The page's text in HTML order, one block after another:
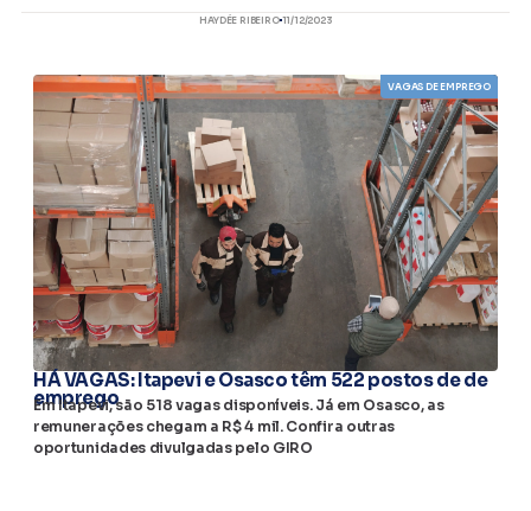
HAYDÉE RIBEIRO 11/12/2023
VAGAS DE EMPREGO
HÁ VAGAS: Itapevi e Osasco têm 522 postos de de
emprego
Em Itapevi, são 518 vagas disponíveis. Já em Osasco, as
remunerações chegam a R$ 4 mil. Confira outras
oportunidades divulgadas pelo GIRO